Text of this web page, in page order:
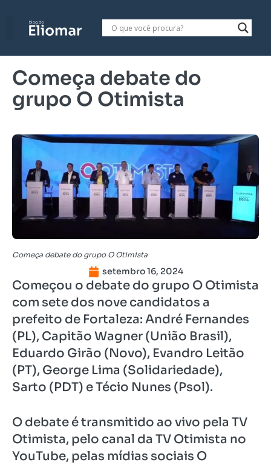
Começa debate do
grupo O Otimista
Começa debate do grupo O Otimista
setembro 16, 2024
Começou o debate do grupo O Otimista
com sete dos nove candidatos a
prefeito de Fortaleza: André Fernandes
(PL), Capitão Wagner (União Brasil),
Eduardo Girão (Novo), Evandro Leitão
(PT), George Lima (Solidariedade),
Sarto (PDT) e Técio Nunes (Psol).
O debate é transmitido ao vivo pela TV
Otimista, pelo canal da TV Otimista no
YouTube, pelas mídias sociais O